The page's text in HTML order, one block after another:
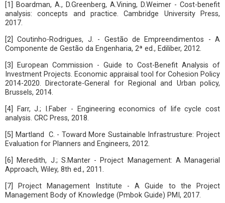
[1] Boardman, A., D.Greenberg, A.Vining, D.Weimer - Cost-benefit
analysis: concepts and practice. Cambridge University Press,
2017.
[2] Coutinho-Rodrigues, J. - Gestão de Empreendimentos - A
Componente de Gestão da Engenharia, 2ª ed., Ediliber, 2012.
[3] European Commission - Guide to Cost-Benefit Analysis of
Investment Projects. Economic appraisal tool for Cohesion Policy
2014-2020. Directorate-General for Regional and Urban policy,
Brussels, 2014.
[4] Farr, J.; I.Faber - Engineering economics of life cycle cost
analysis. CRC Press, 2018.
[5] Martland C. - Toward More Sustainable Infrastrusture: Project
Evaluation for Planners and Engineers, 2012.
[6] Meredith, J.; S.Manter - Project Management: A Managerial
Approach, Wiley, 8th ed., 2011.
[7] Project Management Institute - A Guide to the Project
Management Body of Knowledge (Pmbok Guide) PMI, 2017.